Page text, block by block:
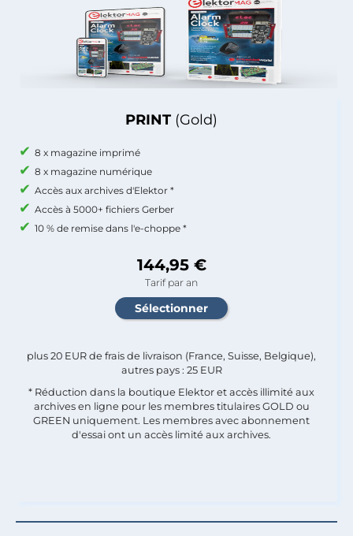
PRINT (Gold)
8 x magazine imprimé
8 x magazine numérique
Accès aux archives d'Elektor *
Accès à 5000+ fichiers Gerber
10 % de remise dans l'e-choppe *
144,95 €
Tarif par an
plus 20 EUR de frais de livraison (France, Suisse, Belgique),
autres pays : 25 EUR
* Réduction dans la boutique Elektor et accès illimité aux
archives en ligne pour les membres titulaires GOLD ou
GREEN uniquement. Les membres avec abonnement
d'essai ont un accès limité aux archives.